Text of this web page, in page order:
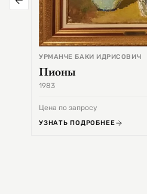
УРМАНЧЕ БАКИ ИДРИСОВИЧ
Пионы
1983
Цена по запросу
УЗНАТЬ ПОДРОБНЕЕ